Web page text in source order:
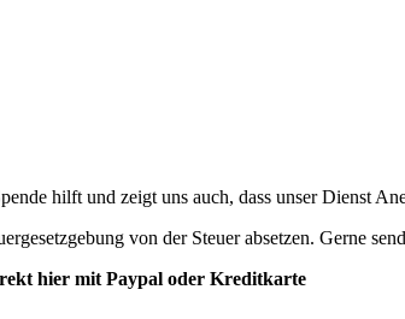
hilft und zeigt uns auch, dass unser Dienst
von der Steuer absetzen. Gerne
hier mit Paypal oder Kreditkarte